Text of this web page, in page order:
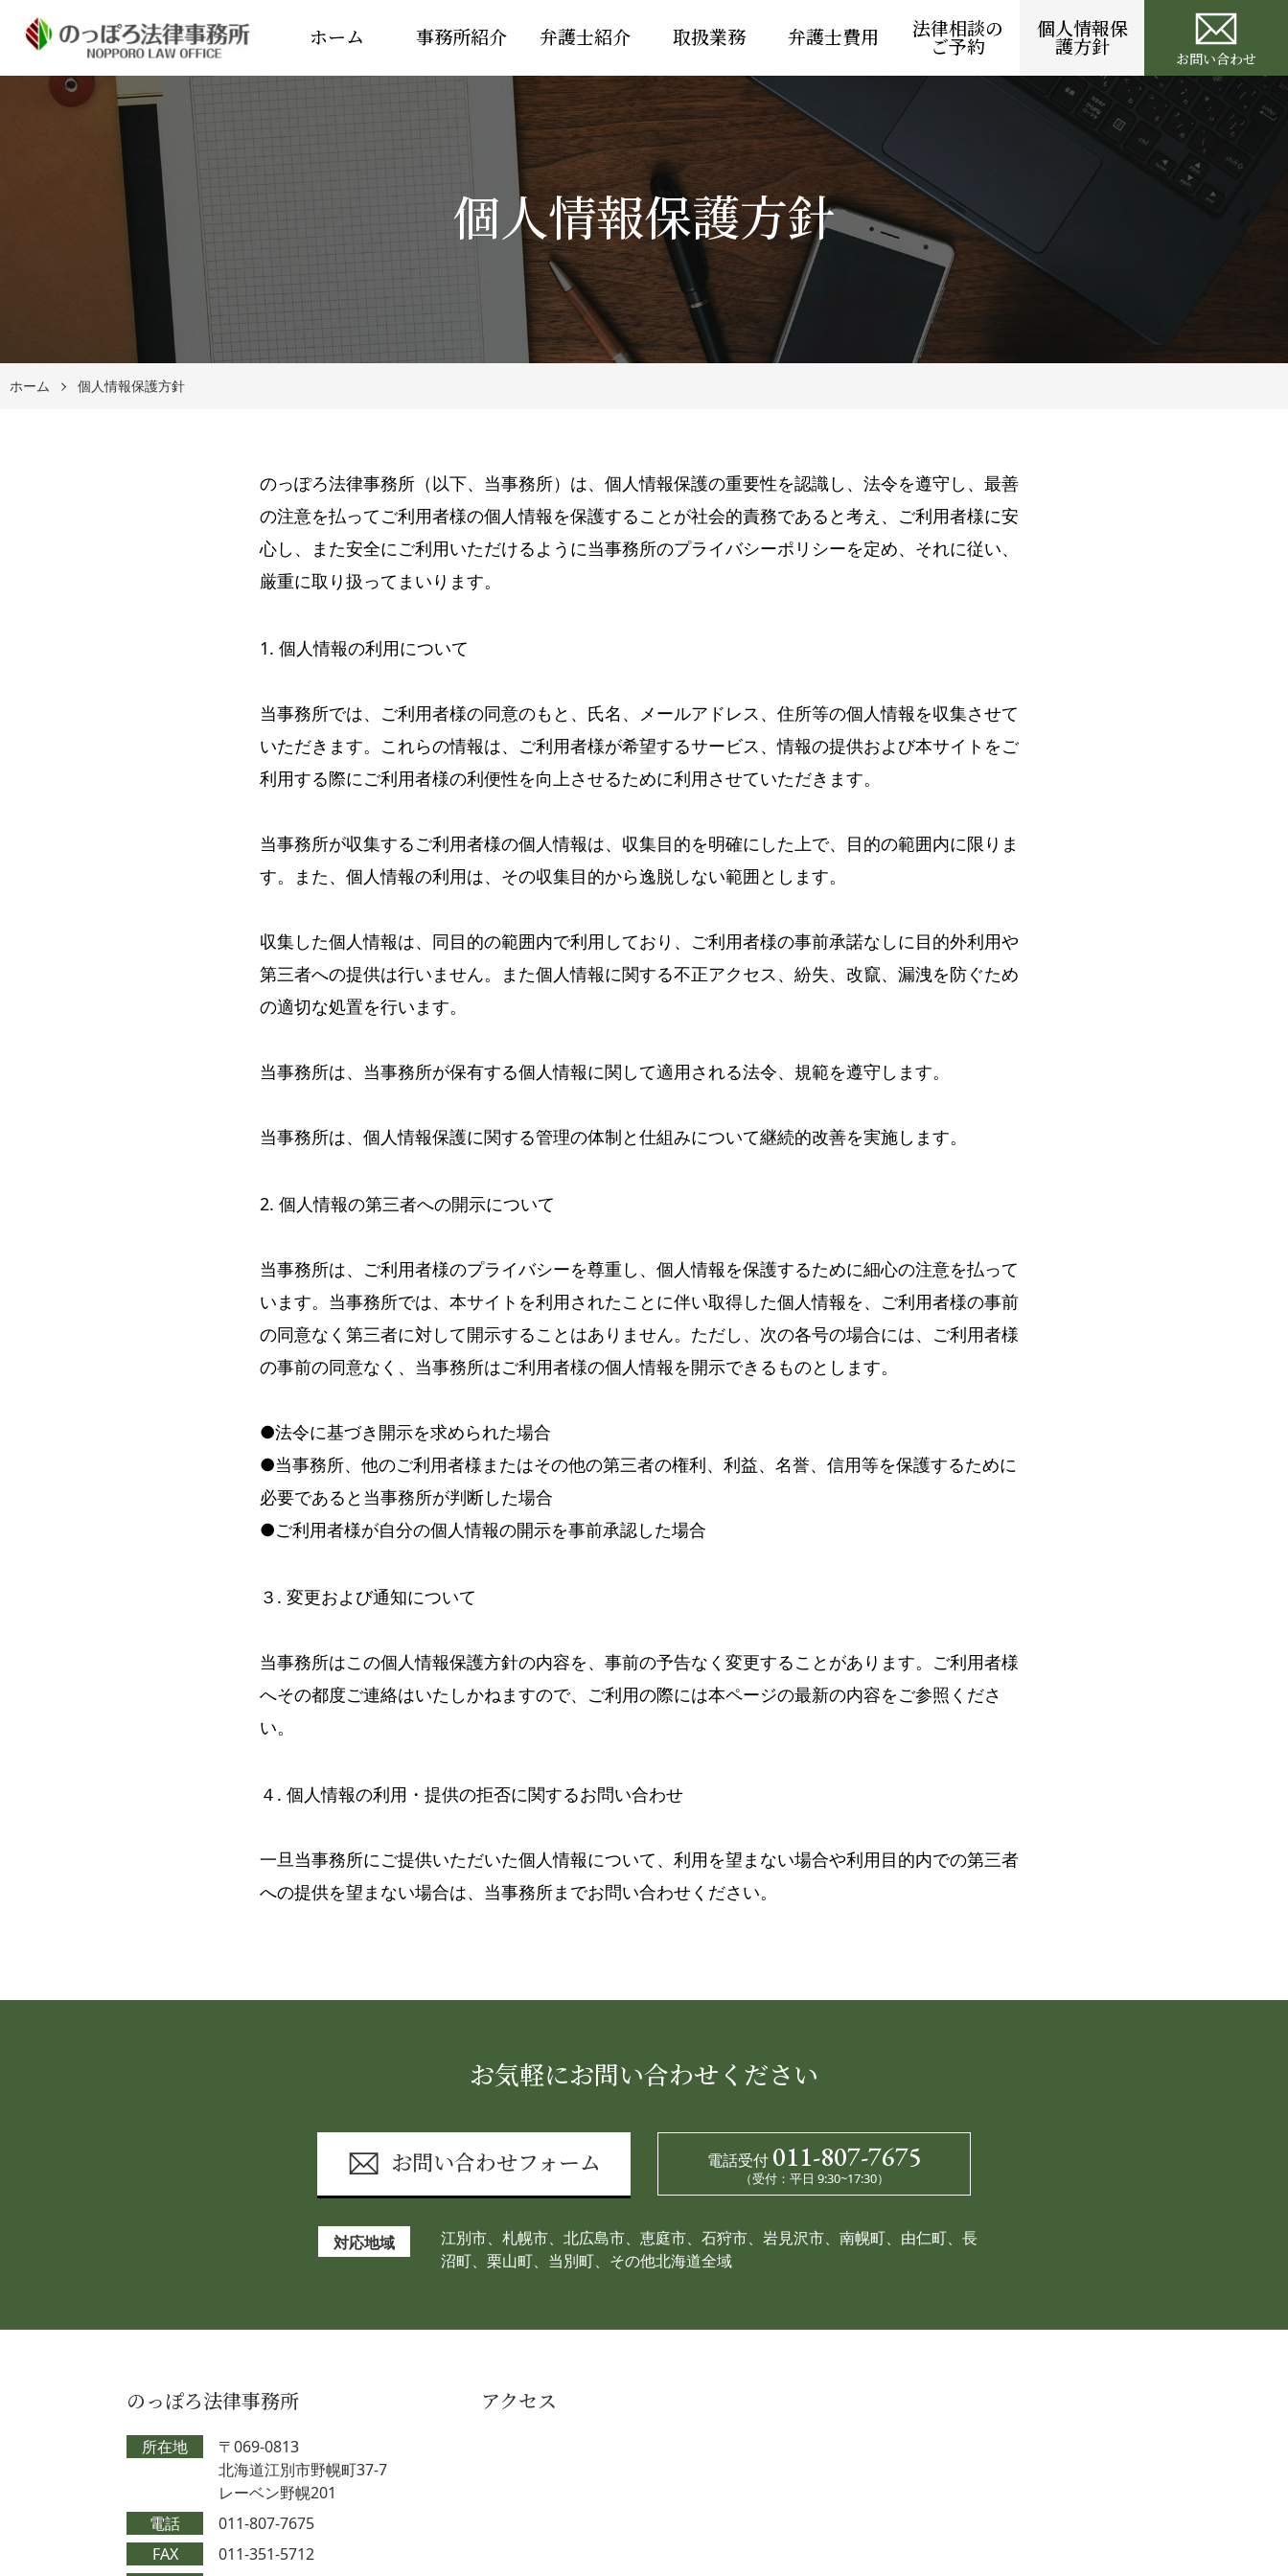
ホーム 事務所紹介 弁護士紹介 取扱業務 弁護士費用 法律相談の
ご予約
個人情報保
護方針
お問い合わせ
個人情報保護方針
ホーム 個人情報保護方針
のっぽろ法律事務所（以下、当事務所）は、個人情報保護の重要性を認識し、法令を遵守し、最善
の注意を払ってご利用者様の個人情報を保護することが社会的責務であると考え、ご利用者様に安
心し、また安全にご利用いただけるように当事務所のプライバシーポリシーを定め、それに従い、
厳重に取り扱ってまいります。
1. 個人情報の利用について
当事務所では、ご利用者様の同意のもと、氏名、メールアドレス、住所等の個人情報を収集させて
いただきます。これらの情報は、ご利用者様が希望するサービス、情報の提供および本サイトをご
利用する際にご利用者様の利便性を向上させるために利用させていただきます。
当事務所が収集するご利用者様の個人情報は、収集目的を明確にした上で、目的の範囲内に限りま
す。また、個人情報の利用は、その収集目的から逸脱しない範囲とします。
収集した個人情報は、同目的の範囲内で利用しており、ご利用者様の事前承諾なしに目的外利用や
第三者への提供は行いません。また個人情報に関する不正アクセス、紛失、改竄、漏洩を防ぐため
の適切な処置を行います。
当事務所は、当事務所が保有する個人情報に関して適用される法令、規範を遵守します。
当事務所は、個人情報保護に関する管理の体制と仕組みについて継続的改善を実施します。
2. 個人情報の第三者への開示について
当事務所は、ご利用者様のプライバシーを尊重し、個人情報を保護するために細心の注意を払って
います。当事務所では、本サイトを利用されたことに伴い取得した個人情報を、ご利用者様の事前
の同意なく第三者に対して開示することはありません。ただし、次の各号の場合には、ご利用者様
の事前の同意なく、当事務所はご利用者様の個人情報を開示できるものとします。
●法令に基づき開示を求められた場合
●当事務所、他のご利用者様またはその他の第三者の権利、利益、名誉、信用等を保護するために
必要であると当事務所が判断した場合
●ご利用者様が自分の個人情報の開示を事前承認した場合
３. 変更および通知について
当事務所はこの個人情報保護方針の内容を、事前の予告なく変更することがあります。ご利用者様
へその都度ご連絡はいたしかねますので、ご利用の際には本ページの最新の内容をご参照くださ
い。
４. 個人情報の利用・提供の拒否に関するお問い合わせ
一旦当事務所にご提供いただいた個人情報について、利用を望まない場合や利用目的内での第三者
への提供を望まない場合は、当事務所までお問い合わせください。
お気軽にお問い合わせください
お問い合わせフォーム 電話受付 011-807-7675
（受付：平日 9:30~17:30）
対応地域
江別市、札幌市、北広島市、恵庭市、石狩市、岩見沢市、南幌町、由仁町、長
沼町、栗山町、当別町、その他北海道全域
のっぽろ法律事務所
所在地
〒069-0813
北海道江別市野幌町37-7
レーベン野幌201
電話
011-807-7675
FAX
011-351-5712
アクセス